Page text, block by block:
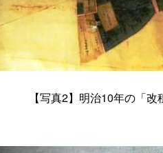
【写真2】明治10年の「改